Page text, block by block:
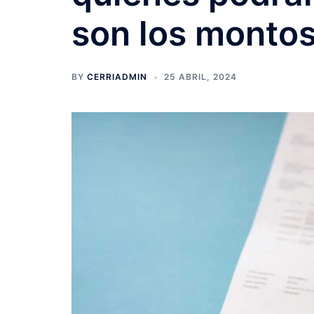
son los
BY CERRIADMIN 25 ABRIL, 2024